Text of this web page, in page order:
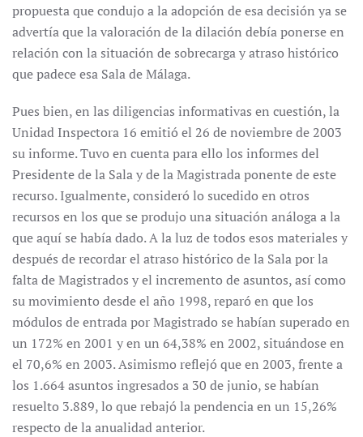
propuesta que condujo a la adopción de esa decisión ya se
advertía que la valoración de la dilación debía ponerse en
relación con la situación de sobrecarga y atraso histórico
que padece esa Sala de Málaga.
Pues bien, en las diligencias informativas en cuestión, la
Unidad Inspectora 16 emitió el 26 de noviembre de 2003
su informe. Tuvo en cuenta para ello los informes del
Presidente de la Sala y de la Magistrada ponente de este
recurso. Igualmente, consideró lo sucedido en otros
recursos en los que se produjo una situación análoga a la
que aquí se había dado. A la luz de todos esos materiales y
después de recordar el atraso histórico de la Sala por la
falta de Magistrados y el incremento de asuntos, así como
su movimiento desde el año 1998, reparó en que los
módulos de entrada por Magistrado se habían superado en
un 172% en 2001 y en un 64,38% en 2002, situándose en
el 70,6% en 2003. Asimismo reflejó que en 2003, frente a
los 1.664 asuntos ingresados a 30 de junio, se habían
resuelto 3.889, lo que rebajó la pendencia en un 15,26%
respecto de la anualidad anterior.